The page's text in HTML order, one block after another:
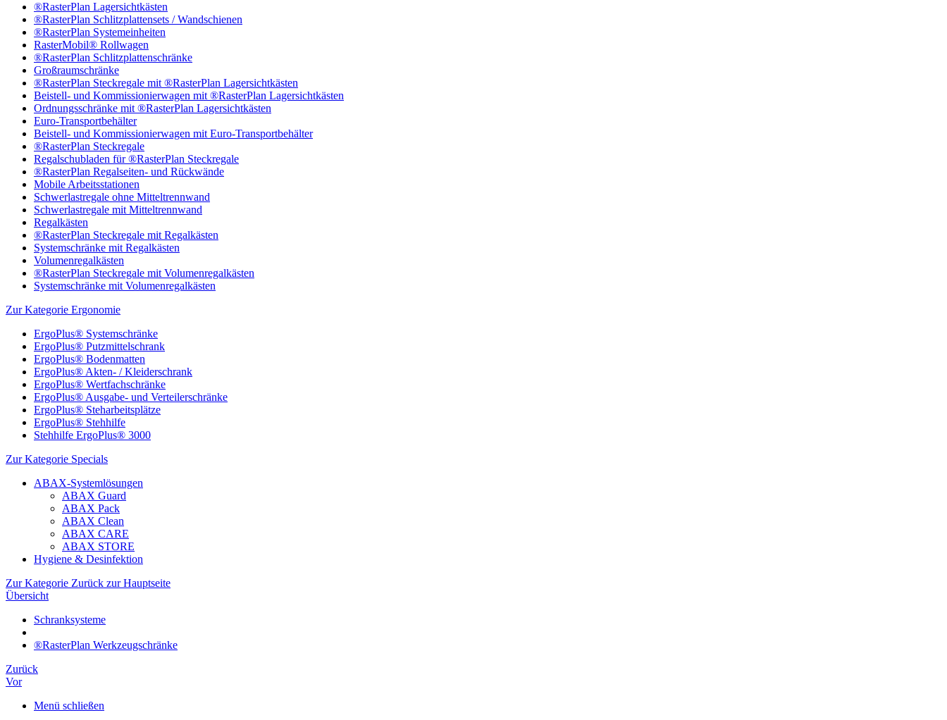
®RasterPlan Lagersichtkästen
®RasterPlan Schlitzplattensets / Wandschienen
®RasterPlan Systemeinheiten
RasterMobil® Rollwagen
®RasterPlan Schlitzplattenschränke
Großraumschränke
®RasterPlan Steckregale mit ®RasterPlan Lagersichtkästen
Beistell- und Kommissionierwagen mit ®RasterPlan Lagersichtkästen
Ordnungsschränke mit ®RasterPlan Lagersichtkästen
Euro-Transportbehälter
Beistell- und Kommissionierwagen mit Euro-Transportbehälter
®RasterPlan Steckregale
Regalschubladen für ®RasterPlan Steckregale
®RasterPlan Regalseiten- und Rückwände
Mobile Arbeitsstationen
Schwerlastregale ohne Mitteltrennwand
Schwerlastregale mit Mitteltrennwand
Regalkästen
®RasterPlan Steckregale mit Regalkästen
Systemschränke mit Regalkästen
Volumenregalkästen
®RasterPlan Steckregale mit Volumenregalkästen
Systemschränke mit Volumenregalkästen
Zur Kategorie Ergonomie
ErgoPlus® Systemschränke
ErgoPlus® Putzmittelschrank
ErgoPlus® Bodenmatten
ErgoPlus® Akten- / Kleiderschrank
ErgoPlus® Wertfachschränke
ErgoPlus® Ausgabe- und Verteilerschränke
ErgoPlus® Steharbeitsplätze
ErgoPlus® Stehhilfe
Stehhilfe ErgoPlus® 3000
Zur Kategorie Specials
ABAX-Systemlösungen
ABAX Guard
ABAX Pack
ABAX Clean
ABAX CARE
ABAX STORE
Hygiene & Desinfektion
Zur Kategorie Zurück zur Hauptseite
Übersicht
Schranksysteme
®RasterPlan Werkzeugschränke
Zurück
Vor
Menü schließen